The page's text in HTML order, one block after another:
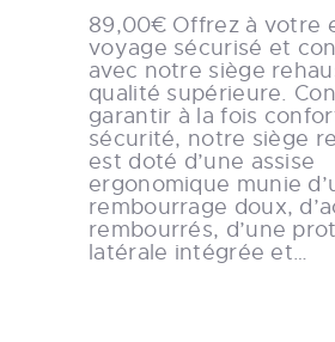
89,00€ Offrez à votre
voyage sécurisé et
avec notre siège
qualité supérieure.
garantir à la fois
sécurité, notre siège
est doté d’une assise
ergonomique munie
rembourrage doux,
rembourrés, d’une
latérale intégrée et…